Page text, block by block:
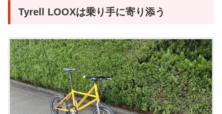
Tyrell LOOXは乗り手に寄り添う